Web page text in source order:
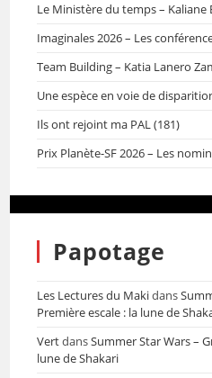
Le Ministère du temps – Kaliane
Imaginales 2026 – Les
Team Building – Katia Lanero
Une espèce en voie de
Ils ont rejoint ma PAL (181)
Prix Planète-SF 2026 – Les
Papotage
Les Lectures du Makidans
Première escale : la lune de
VertdansSummer Star Wars –
lune de Shakari